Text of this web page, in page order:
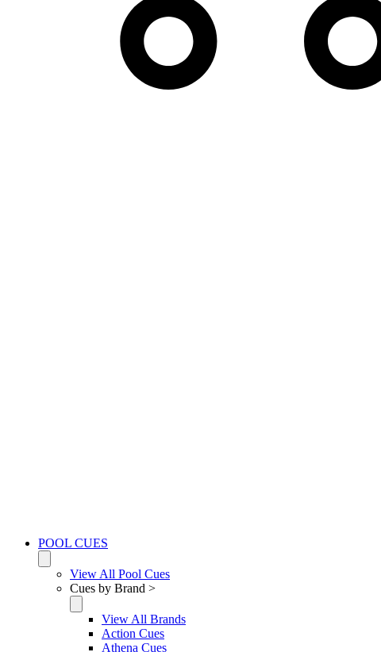
POOL CUES
View All Pool Cues
Cues by Brand >
View All Brands
Action Cues
Athena Cues